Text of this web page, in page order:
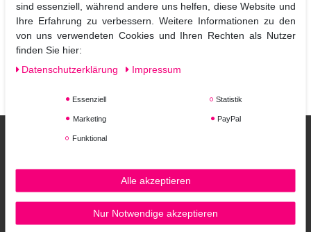
Entdecken Sie das sonnengeküsstePhyto Blonde Ritualfür
natürlich blondes Haar. Blondes Naturhaar ist besonders anfällig
für Oxidation, wodurch es schnell dunkler wird, seinen Glanz
verliert und stumpf aussieht. Diese spezialisierten Produkte
es gesund aussehen.
sind essenziell, während andere uns helfen, diese Website und
Ihre Erfahrung zu verbessern. Weitere Informationen zu den
von uns verwendeten Cookies und Ihren Rechten als Nutzer
finden Sie hier:
Daten­schutz­erklärung
Impressum
Essenziell Statistik
Marketing PayPal
Funktional
Alle akzeptieren
Nur Notwendige akzeptieren